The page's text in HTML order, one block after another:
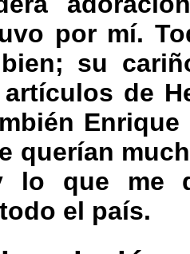
por mí.
su
de
querían
lo que me
el país.